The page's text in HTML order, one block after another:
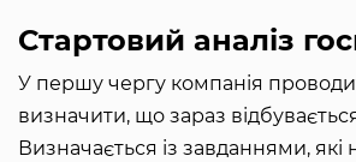
Стартовий аналіз
У першу чергу компанія
визначити, що зараз
Визначається із завданнями, які